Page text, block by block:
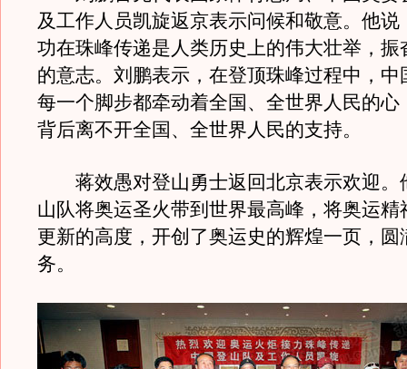
及工作人员凯旋返京表示问候和敬意。他说
功在珠峰传递是人类历史上的伟大壮举，振
的意志。刘鹏表示，在登顶珠峰过程中，中
每一个脚步都牵动着全国、全世界人民的心
背后离不开全国、全世界人民的支持。
蒋效愚对登山勇士返回北京表示欢迎。
山队将奥运圣火带到世界最高峰，将奥运精
更新的高度，开创了奥运史的辉煌一页，圆
务。